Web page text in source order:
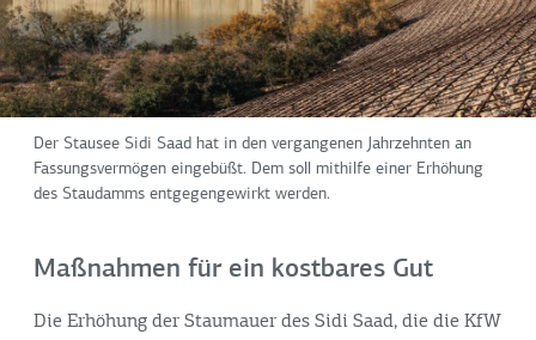
Der Stausee Sidi Saad hat in den vergangenen Jahrzehnten an
Fassungsvermögen eingebüßt. Dem soll mithilfe einer Erhöhung
des Staudamms entgegengewirkt werden.
Maßnahmen für ein kostbares Gut
Die Erhöhung der Staumauer des Sidi Saad, die die KfW